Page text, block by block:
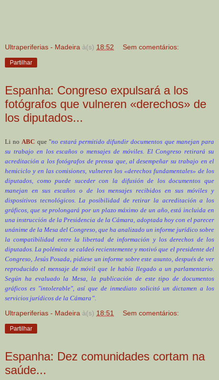
Ultraperiferias - Madeira à(s) 18:52 Sem comentários:
Partilhar
Espanha: Congreso expulsará a los
fotógrafos que vulneren «derechos» de
los diputados...
Li no ABC que "no estará permitido difundir documentos que manejan para
su trabajo en los escaños o mensajes de móviles. El Congreso retirará su
acreditación a los fotógrafos de prensa que, al desempeñar su trabajo en el
hemiciclo y en las comisiones, vulneren los «derechos fundamentales» de los
diputados, como puede suceder con la difusión de los documentos que
manejan en sus escaños o de los mensajes recibidos en sus móviles y
dispositivos tecnológicos. La posibilidad de retirar la acreditación a los
gráficos, que se prolongará por un plazo máximo de un año, está incluida en
una instrucción de la Presidencia de la Cámara, adoptada hoy con el parecer
unánime de la Mesa del Congreso, que ha analizado un informe jurídico sobre
la compatibilidad entre la libertad de información y los derechos de los
diputados. La polémica se caldeó recientemente y motivó que el presidente del
Congreso, Jesús Posada, pidiese un informe sobre este asunto, después de ver
reproducido el mensaje de móvil que le había llegado a un parlamentario.
Según ha evaluado la Mesa, la publicación de este tipo de documentos
gráficos es "intolerable", así que de inmediato solicitó un dictamen a los
servicios jurídicos de la Cámara”.
Ultraperiferias - Madeira à(s) 18:51 Sem comentários:
Partilhar
Espanha: Dez comunidades cortam na
saúde...